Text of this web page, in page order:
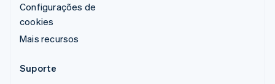
Configurações de
cookies
Mais recursos
Suporte